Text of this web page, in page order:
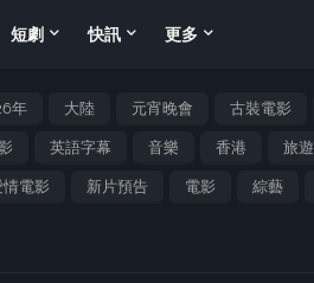
短劇 快訊 更多
年 大陸 元宵晚會 古裝電影
英語字幕 音樂 香港 旅遊
情電影 新片預告 電影 綜藝